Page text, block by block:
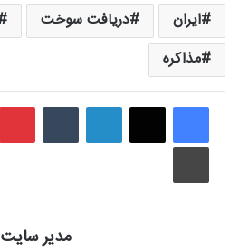
ایران دریافت سوخت
مذاکره
لینکدین
چاپ
مدیر سایت